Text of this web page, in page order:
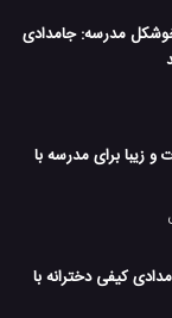
مدرسه: جامدادی
و زیبا برای مدرسه با
کیفی دخترانه با